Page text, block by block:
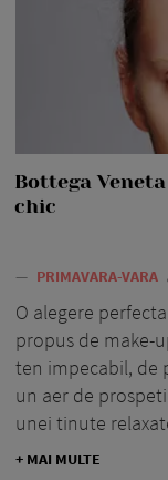
Bottega
chic
— PRIMAVARA-VARA
O alegere
propus de make-
ten impecabil, de
un aer de
unei tinute
+ MAI MULTE